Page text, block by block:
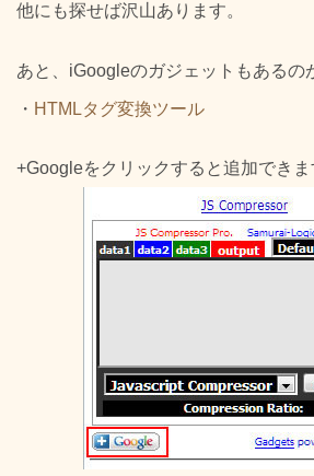
他にも探せば沢山あります。
あと、iGoogleのガジェットもあるの
・ HTMLタグ変換ツール
+Googleをクリックすると追加できま